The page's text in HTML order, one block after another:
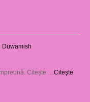
Duwamish
Citește …Citeşte